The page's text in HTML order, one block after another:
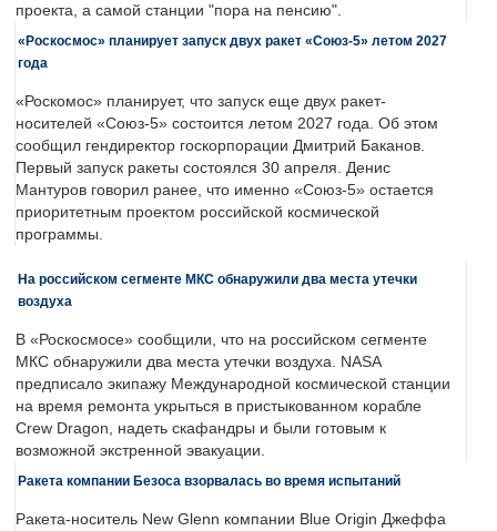
проекта, а самой станции "пора на пенсию".
«Роскосмос» планирует запуск двух ракет «Союз-5» летом 2027
года
«Роскомос» планирует, что запуск еще двух ракет-
носителей «Союз-5» состоится летом 2027 года. Об этом
сообщил гендиректор госкорпорации Дмитрий Баканов.
Первый запуск ракеты состоялся 30 апреля. Денис
Мантуров говорил ранее, что именно «Союз-5» остается
приоритетным проектом российской космической
программы.
На российском сегменте МКС обнаружили два места утечки
воздуха
В «Роскосмосе» сообщили, что на российском сегменте
МКС обнаружили два места утечки воздуха. NASA
предписало экипажу Международной космической станции
на время ремонта укрыться в пристыкованном корабле
Crew Dragon, надеть скафандры и были готовым к
возможной экстренной эвакуации.
Ракета компании Безоса взорвалась во время испытаний
Ракета-носитель New Glenn компании Blue Origin Джеффа